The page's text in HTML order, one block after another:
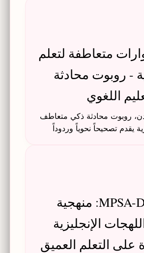
personalized
متعاطفة لتعلم
- روبوت محادثة
اللغوي
روبوت محادثة ذكي متعاطف
يقدم تصحيحاً نحوياً وردوداً
MPSA-DenseNet: منهجية
الإنجليزية
على التعلم العميق